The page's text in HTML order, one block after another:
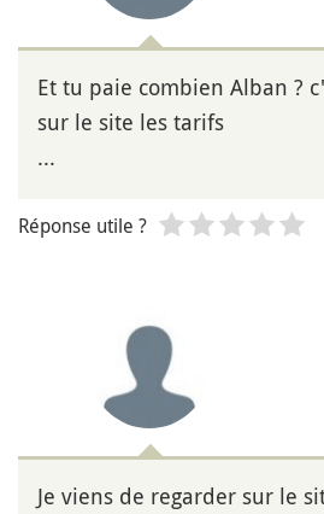
Et tu paie combien Alban ?
sur le site les tarifs
...
Réponse utile ?
Je viens de regarder sur le